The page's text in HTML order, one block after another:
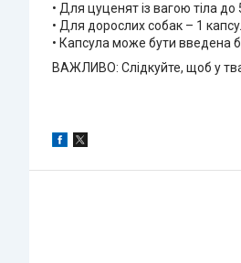
• Для цуценят із вагою тіла
• Для дорослих собак – 1
• Капсула може бути введена
ВАЖЛИВО: Слідкуйте, щоб у